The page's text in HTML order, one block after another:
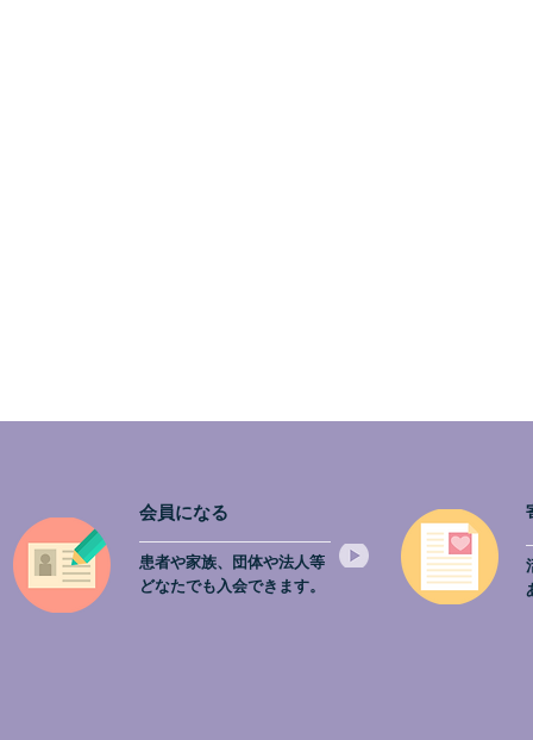
会員になる
患者や家族、団体や法人等
どなたでも入会できます。